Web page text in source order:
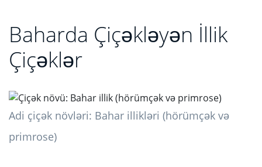
Baharda Çiçəkləyən İllik
Çiçəklər
Adi çiçək növləri: Bahar illikləri (hörümçək və
primrose)